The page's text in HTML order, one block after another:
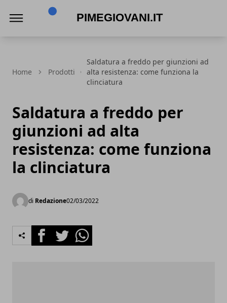
Home Prodotti
Saldatura a freddo per giunzioni ad
alta resistenza: come funziona la
clinciatura
Saldatura a freddo per
giunzioni ad alta
resistenza: come funziona
la clinciatura
di Redazione02/03/2022
FacebookTwitterWhatsapp